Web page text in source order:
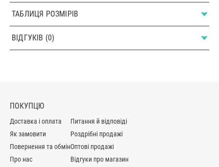
ТАБЛИЦЯ РОЗМІРІВ
ВІДГУКІВ (0)
ПОКУПЦЮ
Доставка і оплата
Як замовити
Повернення та обмін
Про нас
Питання й відповіді
Роздрібні продажі
Оптові продажі
Відгуки про магазин